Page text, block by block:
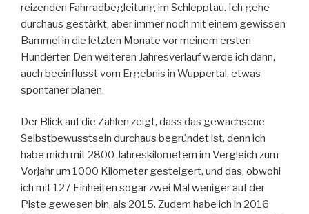
reizenden Fahrradbegleitung im Schlepptau. Ich gehe
durchaus gestärkt, aber immer noch mit einem gewissen
Bammel in die letzten Monate vor meinem ersten
Hunderter. Den weiteren Jahresverlauf werde ich dann,
auch beeinflusst vom Ergebnis in Wuppertal, etwas
spontaner planen.
Der Blick auf die Zahlen zeigt, dass das gewachsene
Selbstbewusstsein durchaus begründet ist, denn ich
habe mich mit 2800 Jahreskilometern im Vergleich zum
Vorjahr um 1000 Kilometer gesteigert, und das, obwohl
ich mit 127 Einheiten sogar zwei Mal weniger auf der
Piste gewesen bin, als 2015. Zudem habe ich in 2016